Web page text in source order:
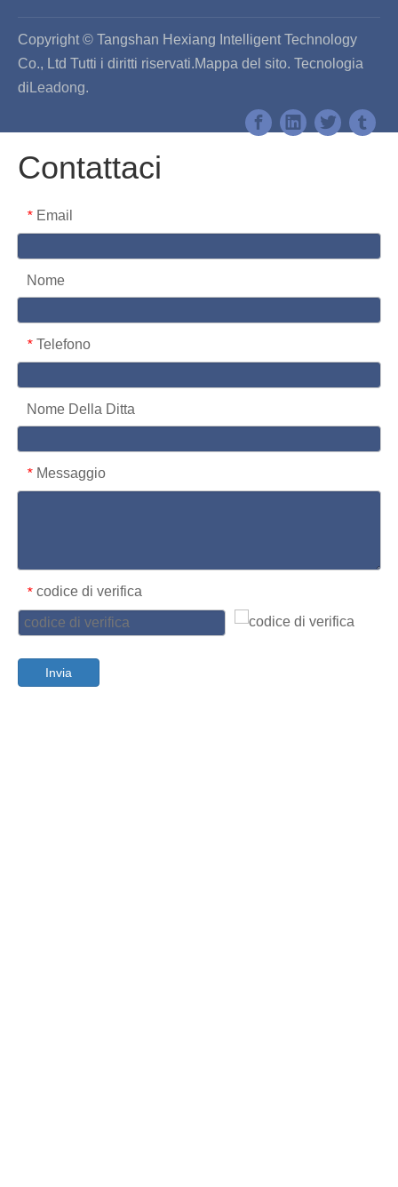
Copyright © Tangshan Hexiang Intelligent Technology
Co., Ltd Tutti i diritti riservati.Mappa del sito. Tecnologia
di Leadong.
Contattaci
* Email
Nome
* Telefono
Nome Della Ditta
* Messaggio
* codice di verifica
Invia